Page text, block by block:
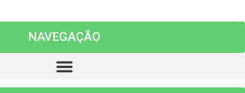
NAVEGAÇÃO